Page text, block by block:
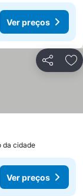
Ver preços
Partilhar
da cidade
Ver preços